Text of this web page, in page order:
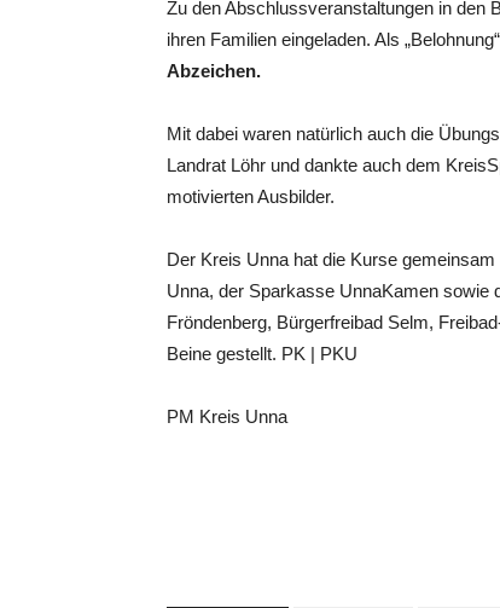
Zu den Abschlussveranstaltungen in den
ihren Familien eingeladen. Als
Abzeichen.
Mit dabei waren natürlich auch die
Landrat Löhr und dankte auch dem
motivierten Ausbilder.
Der Kreis Unna hat die Kurse
Unna, der Sparkasse UnnaKamen sowie
Fröndenberg, Bürgerfreibad Selm,
Beine gestellt. PK | PKU
PM Kreis Unna